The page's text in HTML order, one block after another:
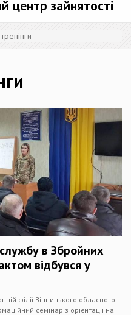
центр зайнятості
в Збройних
відбувся у
філії Вінницького обласного
семінар з орієнтації на